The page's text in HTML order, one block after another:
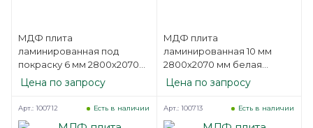
МДФ плита
ламинированная под
покраску 6 мм 2800х2070
мм белая односторонняя
Kastamonu БМГ
Цена по запросу
МДФ плита
ламинированная 10 мм
2800х2070 мм белая
односторонняя
Kastamonu STM
Цена по запросу
Есть в наличии
Арт.: 100712 Есть в наличии
Арт.: 100713